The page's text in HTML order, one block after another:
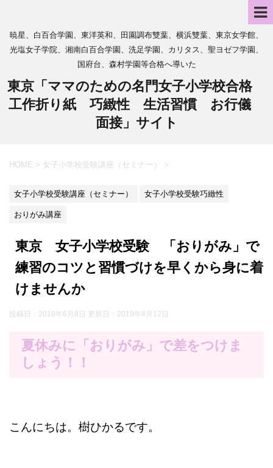
暁星、白百合学園、東洋英和、田園調布雙葉、横浜雙葉、東京女学館、
光塩女子学院、湘南白百合学園、洗足学園、カリタス、聖ヨゼフ学園、
国府台、森村学園等合格へ導いた
東京「ママのための名門女子小学校合格
工作折り紙 巧緻性 生活習慣 お行儀
面接」サイト
HOME > 女子小学校受験講座（セミナー） >
女子小学校受験講座（セミナー） 女子小学校受験巧緻性
おりがみ講座
東京 女子小学校受験 「おりがみ」で
練習のコツと習慣づけを早くから身に着
けませんか
投稿日：2018年6月8日 更新日： 2019年4月12日
夏休みに「おりがみ」で差をつけま
しょう！！
こんにちは。樹ひかるです。